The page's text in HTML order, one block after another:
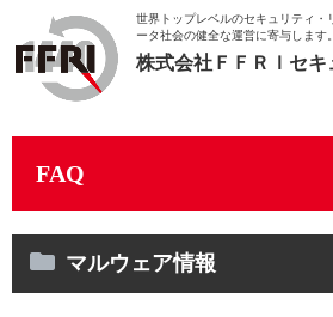
世界トップレベルのセキュリティ・
ータ社会の健全な運営に寄与します。
株式会社ＦＦＲＩセキ
FAQ
マルウェア情報